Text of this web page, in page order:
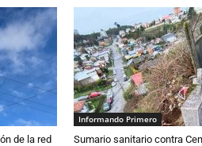
de la red
Informando Primero
Sumario sanitario contra